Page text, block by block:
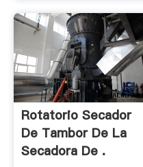
Rotatorio Secador
De Tambor De La
Secadora De .